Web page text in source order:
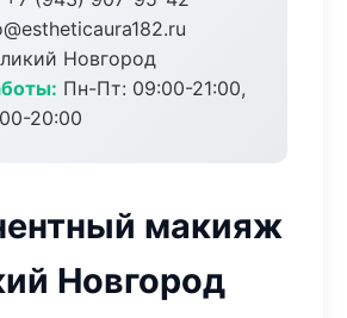
Новгород
Пн-Пт: 09:00-21:00,
20:00
макияж
Новгород